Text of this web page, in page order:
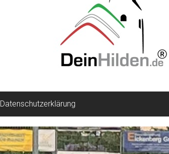
Datenschutzerklärung